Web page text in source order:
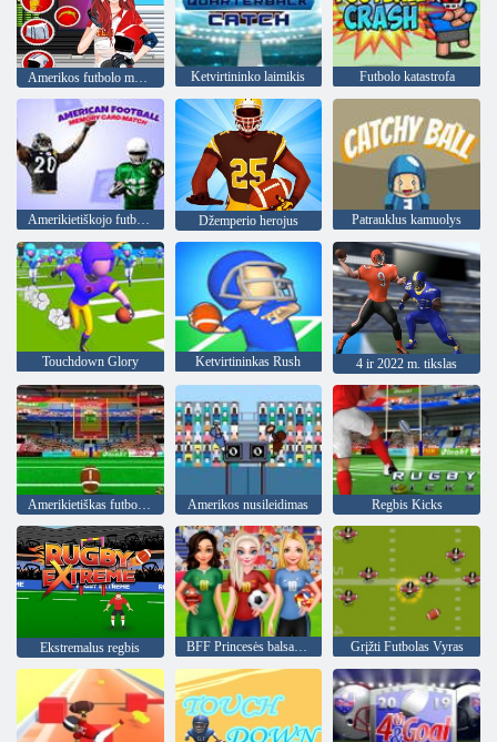
Amerikos futbolo mergina Ketvirtininko laimikis Futbolo katastrofa
Džemperio herojus Patrauklus kamuolys
Touchdown Glory Ketvirtininkas Rush 4 ir 2022 m. tikslas
Amerikietiškas futbolas kicks Amerikos nusileidimas Regbis Kicks
Ekstremalus regbis BFF Princesės balsas už 2018 m. Futbolą Grįžti Futbolas Vyras